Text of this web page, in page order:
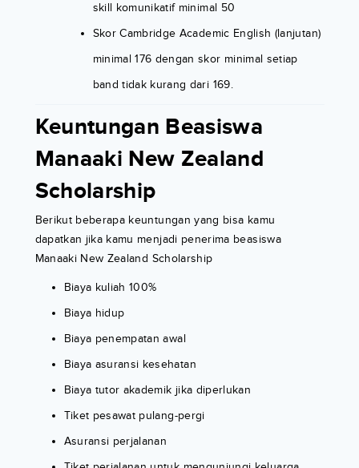
skill komunikatif minimal 50
Skor Cambridge Academic English (lanjutan)
minimal 176 dengan skor minimal setiap
band tidak kurang dari 169.
Keuntungan Beasiswa
Manaaki New Zealand
Scholarship
Berikut beberapa keuntungan yang bisa kamu
dapatkan jika kamu menjadi penerima beasiswa
Manaaki New Zealand Scholarship
Biaya kuliah 100%
Biaya hidup
Biaya penempatan awal
Biaya asuransi kesehatan
Biaya tutor akademik jika diperlukan
Tiket pesawat pulang-pergi
Asuransi perjalanan